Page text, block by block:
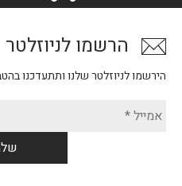
הרשמו לניוזלטר
הירשמו לניוזלטר שלנו ותתעדכנו